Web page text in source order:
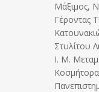
Μάξιμος,
Γέροντας
Στυλίτου
Ι. Μ.